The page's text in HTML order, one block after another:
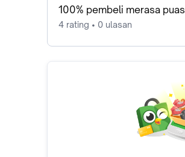
100% pembeli merasa puas
4 rating • 0 ulasan